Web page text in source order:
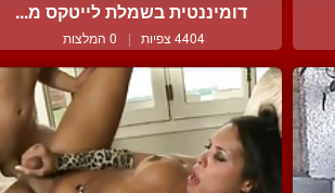
דומיננטית בשמלת לייטקס מ...
4404 צפיות | 0 המלצות